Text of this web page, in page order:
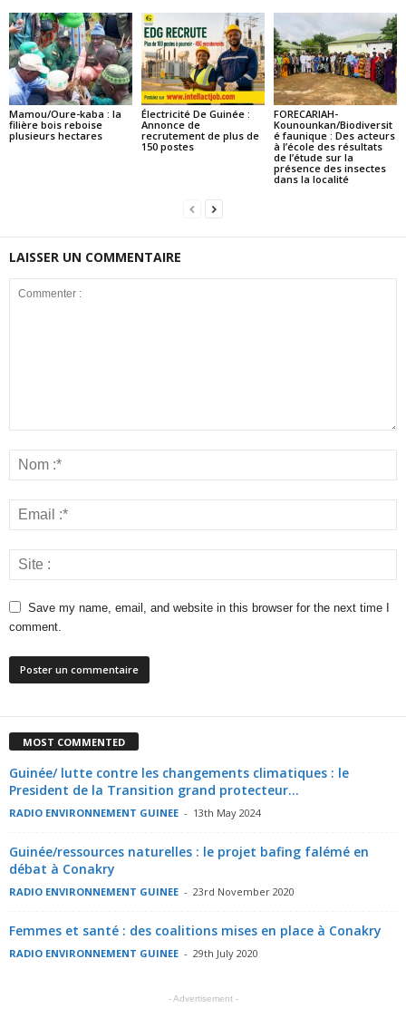
Mamou/Oure-kaba : la
filière bois reboise
plusieurs hectares
Électricité De Guinée :
Annonce de
recrutement de plus de
150 postes
FORECARIAH-
Kounounkan/Biodiversit
é faunique : Des acteurs
à l’école des résultats
de l’étude sur la
présence des insectes
dans la localité
LAISSER UN COMMENTAIRE
Save my name, email, and website in this browser for the next time I
comment.
MOST COMMENTED
Guinée/ lutte contre les changements climatiques : le
President de la Transition grand protecteur...
RADIO ENVIRONNEMENT GUINEE - 13th May 2024
Guinée/ressources naturelles : le projet bafing falémé en
débat à Conakry
RADIO ENVIRONNEMENT GUINEE - 23rd November 2020
Femmes et santé : des coalitions mises en place à Conakry
RADIO ENVIRONNEMENT GUINEE - 29th July 2020
- Advertisement -